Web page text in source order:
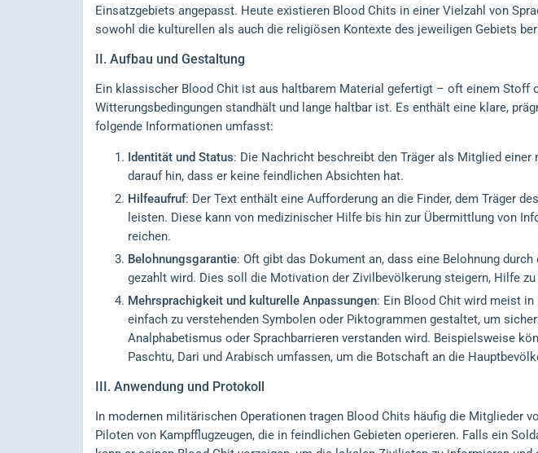
Einsatzgebiets angepasst. Heute existieren Blood Chits in einer Vielzahl von
sowohl die kulturellen als auch die religiösen Kontexte des jeweiligen Gebiets
II. Aufbau und Gestaltung
Ein klassischer Blood Chit ist aus haltbarem Material gefertigt – oft einem Stoff
Witterungsbedingungen standhält und lange haltbar ist. Es enthält eine klare,
folgende Informationen umfasst:
Identität und Status: Die Nachricht beschreibt den Träger als Mitglied
darauf hin, dass er keine feindlichen Absichten hat.
Hilfeaufruf: Der Text enthält eine Aufforderung an die Finder, dem Träger
leisten. Diese kann von medizinischer Hilfe bis hin zur Übermittlung von
reichen.
Belohnungsgarantie: Oft gibt das Dokument an, dass eine Belohnung
gezahlt wird. Dies soll die Motivation der Zivilbevölkerung steigern, Hilfe
Mehrsprachigkeit und kulturelle Anpassungen: Ein Blood Chit wird meist
einfach zu verstehenden Symbolen oder Piktogrammen gestaltet, um
Analphabetismus oder Sprachbarrieren verstanden wird. Beispielsweise
Paschtu, Dari und Arabisch umfassen, um die Botschaft an die
III. Anwendung und Protokoll
In modernen militärischen Operationen tragen Blood Chits häufig die Mitglieder
Piloten von Kampfflugzeugen, die in feindlichen Gebieten operieren. Falls ein